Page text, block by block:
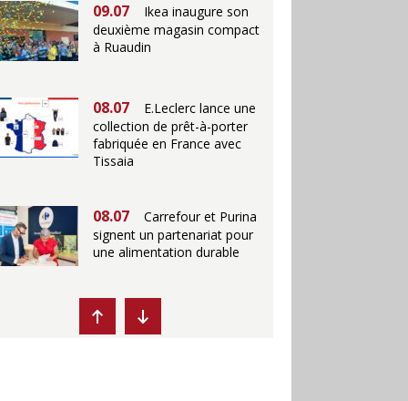
09.07
Ikea inaugure son
deuxième magasin compact
à Ruaudin
08.07
E.Leclerc lance une
collection de prêt-à-porter
fabriquée en France avec
Tissaia
08.07
Carrefour et Purina
signent un partenariat pour
une alimentation durable
07.07
Ikea propose des
"Escales fraîcheur" en